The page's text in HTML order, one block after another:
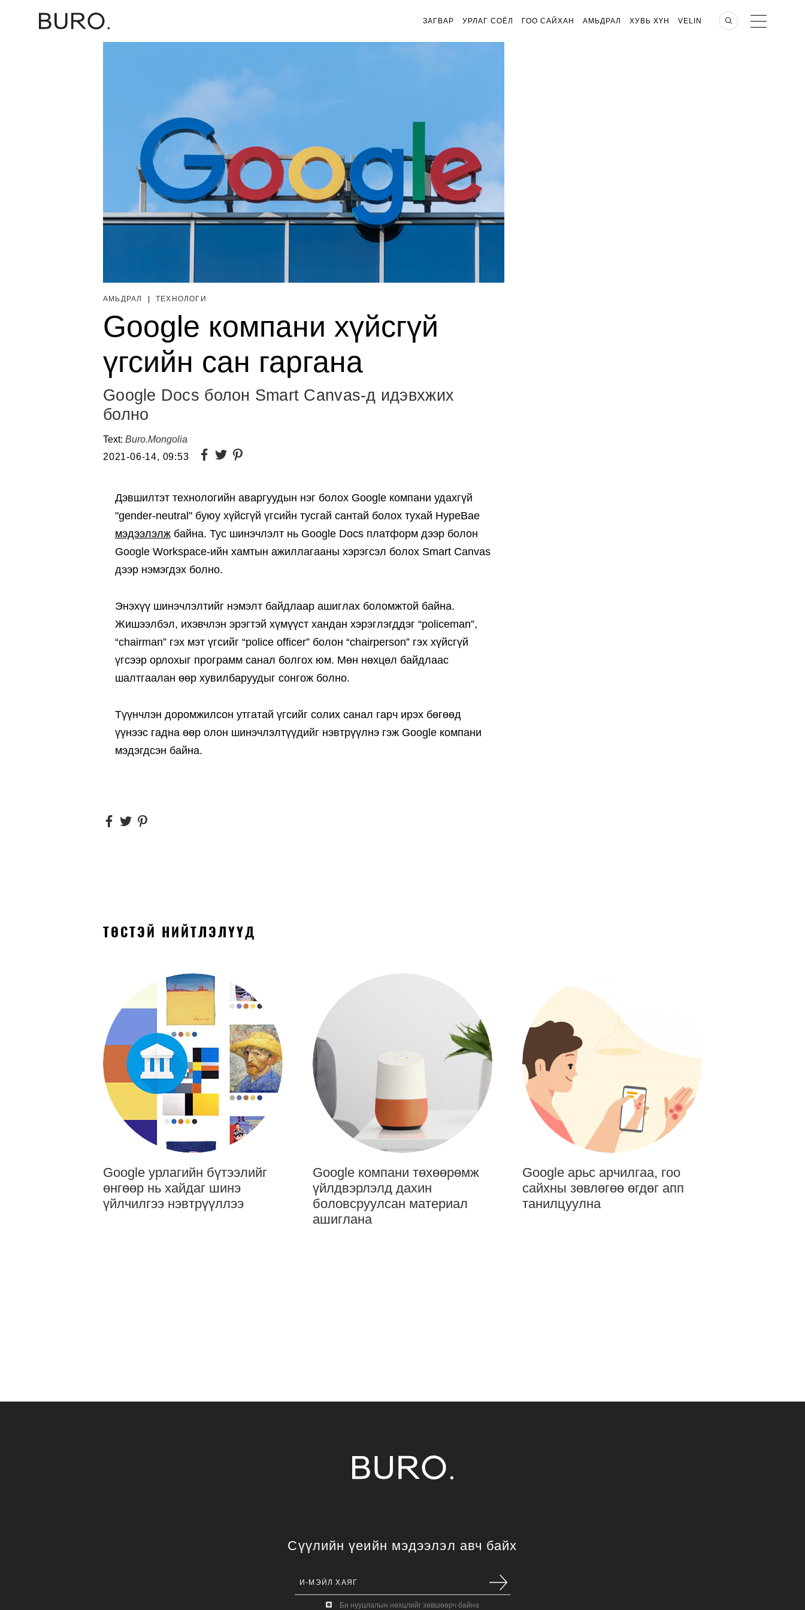
ЗАГВАР УРЛАГ СОЁЛ ГОО САЙХАН АМЬДРАЛ ХУВЬ ХҮН VELIN
АМЬДРАЛ ТЕХНОЛОГИ
Google компани хүйсгүй
үгсийн сан гаргана
Google Docs болон Smart Canvas-д идэвхжих
болно
Text: Buro.Mongolia
2021-06-14, 09:53
Дэвшилтэт технологийн аваргуудын нэг болох Google компани удахгүй
"gender-neutral" буюу хүйсгүй үгсийн тусгай сантай болох тухай HypeBae
мэдээлэлж байна. Тус шинэчлэлт нь Google Docs платформ дээр болон
Google Workspace-ийн хамтын ажиллагааны хэрэгсэл болох Smart Canvas
дээр нэмэгдэх болно.
Энэхүү шинэчлэлтийг нэмэлт байдлаар ашиглах боломжтой байна.
Жишээлбэл, ихэвчлэн эрэгтэй хүмүүст хандан хэрэглэгддэг “policeman”,
“chairman” гэх мэт үгсийг “police officer” болон “chairperson” гэх хүйсгүй
үгсээр орлохыг программ санал болгох юм. Мөн нөхцөл байдлаас
шалтгаалан өөр хувилбаруудыг сонгож болно.
Түүнчлэн доромжилсон утгатай үгсийг солих санал гарч ирэх бөгөөд
үүнээс гадна өөр олон шинэчлэлтүүдийг нэвтрүүлнэ гэж Google компани
мэдэгдсэн байна.
ТӨСТЭЙ НИЙТЛЭЛҮҮД
Google урлагийн бүтээлийг
өнгөөр нь хайдаг шинэ
үйлчилгээ нэвтрүүллээ
Google компани төхөөрөмж
үйлдвэрлэлд дахин
боловсруулсан материал
ашиглана
Google арьс арчилгаа, гоо
сайхны зөвлөгөө өгдөг апп
танилцуулна
Сүүлийн үеийн мэдээлэл авч байх
Би нууцлалын нөхцлийг зөвшөөрч байна